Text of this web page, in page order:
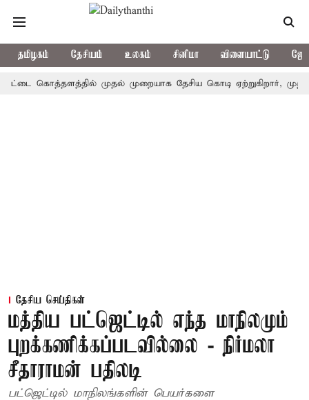
தமிழகம் தேசியம் உலகம் சினிமா விளையாட்டு
கொத்தளத்தில் முதல் முறையாக தேசிய கொடி ஏற்றுகிறார், முதல்-
தேசிய செய்திகள்
மத்திய பட்ஜெட்டில் எந்த மாநிலமும்
புறக்கணிக்கப்படவில்லை - நிர்மலா
சீதாராமன் பதிலடி
பட்ஜெட்டில் மாநிலங்களின் பெயர்களை